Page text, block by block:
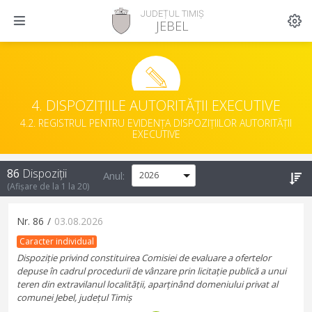
JUDEȚUL TIMIȘ
JEBEL
4. DISPOZIȚIILE AUTORITĂȚII EXECUTIVE
4.2. REGISTRUL PENTRU EVIDENȚA DISPOZIȚIILOR AUTORITĂȚII
EXECUTIVE
86 Dispoziții
(Afișare de la 1 la 20)
Anul:
Nr. 86 / 03.08.2026
Caracter individual
Dispoziție privind constituirea Comisiei de evaluare a ofertelor
depuse în cadrul procedurii de vânzare prin licitație publică a unui
teren din extravilanul localității, aparținând domeniului privat al
comunei Jebel, județul Timiș